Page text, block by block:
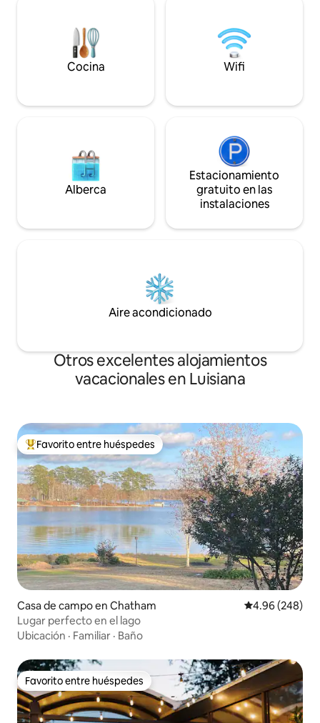
Nuestra casa de al lado se puede alquilar,
así como un alojamiento separado. Qué
lugar de ensueño para una luna de miel o
de descuento en
gastronómicos
alquiler de
•Lee todas las
Cocina Wifi
Alberca
Estacionamiento
gratuito en las
instalaciones
Aire acondicionado
Otros excelentes alojamientos
vacacionales en Luisiana
De los mejores en Favorito entre huéspedes
Favorito entre huéspedes
Casa de campo en Chatham Calificación
4.96 (248)
Lugar perfecto en el lago
Ubicación · Familiar · Baño
Favorito entre huéspedes
Favorito entre huéspedes